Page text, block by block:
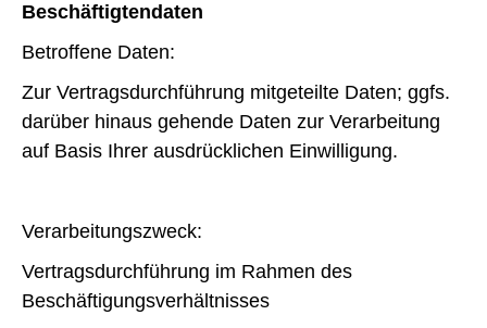
Beschäftigtendaten
Betroffene Daten:
Zur Vertragsdurchführung mitgeteilte Daten; ggfs.
darüber hinaus gehende Daten zur Verarbeitung
auf Basis Ihrer ausdrücklichen Einwilligung.
Verarbeitungszweck:
Vertragsdurchführung im Rahmen des
Beschäftigungsverhältnisses